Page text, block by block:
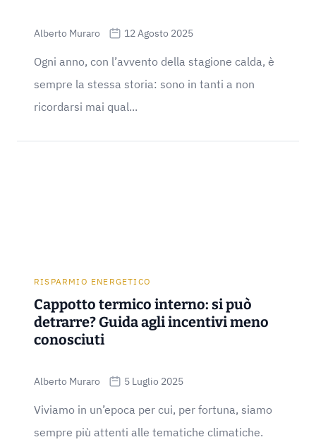
Alberto Muraro 12 Agosto 2025
Ogni anno, con l’avvento della stagione calda, è
sempre la stessa storia: sono in tanti a non
ricordarsi mai qual...
RISPARMIO ENERGETICO
Cappotto termico interno: si può
detrarre? Guida agli incentivi meno
conosciuti
Alberto Muraro 5 Luglio 2025
Viviamo in un’epoca per cui, per fortuna, siamo
sempre più attenti alle tematiche climatiche.